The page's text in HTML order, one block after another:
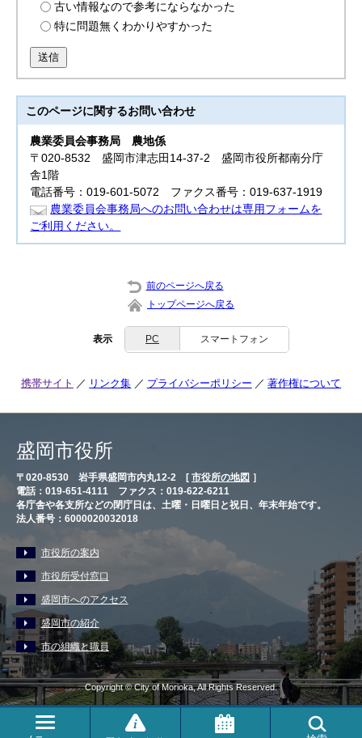
古い情報なので参考にならなかった
特に問題無くわかりやすかった
送信
このページに関するお問い合わせ
農業委員会事務局 農地係
〒020-8532 盛岡市津志田14-37-2 盛岡市役所都南分庁
舎1階
電話番号：019-601-5072 ファクス番号：019-637-1919
農業委員会事務局へのお問い合わせは専用フォームを
ご利用ください。
前のページへ戻る
トップページへ戻る
表示 PC スマートフォン
携帯サイト リンク集 プライバシーポリシー 著作権について
盛岡市役所
〒020-8530 岩手県盛岡市内丸12-2 [ 市役所の地図 ］
電話：019-651-4111 ファクス：019-622-6211
各庁舎や各支所などの閉庁日は、土曜・日曜日と祝日、年末年始です。
法人番号：6000020032018
市役所の案内
市役所受付窓口
盛岡市へのアクセス
盛岡市の紹介
市の組織と職員
Copyright © City of Morioka, All Rights Reserved.